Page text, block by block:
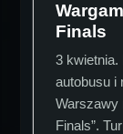
Finals
3 kwietnia.
autobusu i
Warszawy
Finals”.